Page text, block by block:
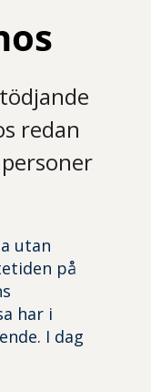
redan
utan
på
har i
I dag